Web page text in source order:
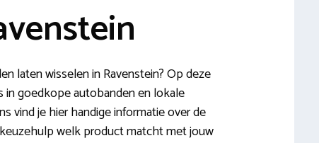
laten wisselen in Ravenstein? Op deze
goedkope autobanden en lokale
vind je hier handige informatie over de
welk product matcht met jouw